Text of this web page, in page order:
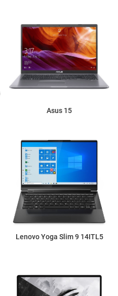
Asus 15
Lenovo Yoga Slim 9 14ITL5